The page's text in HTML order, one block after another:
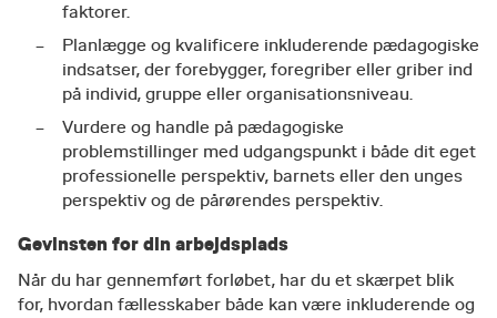
faktorer.
Planlægge og kvalificere inkluderende pædagogiske
indsatser, der forebygger, foregriber eller griber ind
på individ, gruppe eller organisationsniveau.
Vurdere og handle på pædagogiske
problemstillinger med udgangspunkt i både dit eget
professionelle perspektiv, barnets eller den unges
perspektiv og de pårørendes perspektiv.​
Gevinsten for din arbejdsplads
Når du har gennemført forløbet, har du et skærpet blik
for, hvordan fællesskaber både kan være inkluderende og